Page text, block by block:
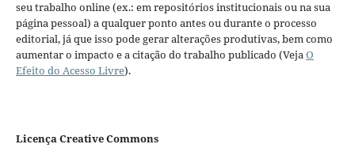
seu trabalho online (ex.: em repositórios institucionais ou na sua
página pessoal) a qualquer ponto antes ou durante o processo
editorial, já que isso pode gerar alterações produtivas, bem como
aumentar o impacto e a citação do trabalho publicado (VejaO
Efeito do Acesso Livre).
Licença Creative Commons